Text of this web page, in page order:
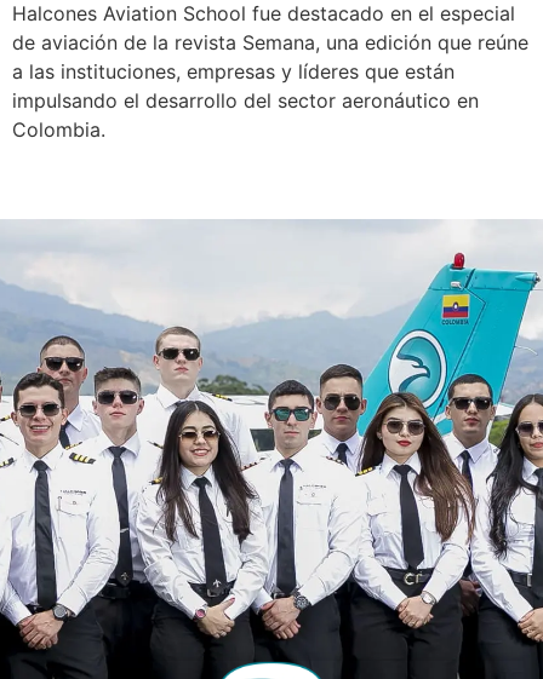
Halcones Aviation School fue destacado en el especial
de aviación de la revista Semana, una edición que reúne
a las instituciones, empresas y líderes que están
impulsando el desarrollo del sector aeronáutico en
Colombia.